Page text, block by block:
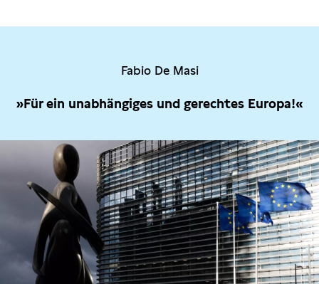
Fabio De Masi
»Für ein unabhängiges und gerechtes Europa!«